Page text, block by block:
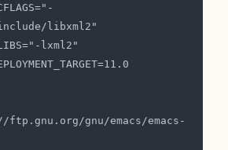
gnu/emacs/emacs-